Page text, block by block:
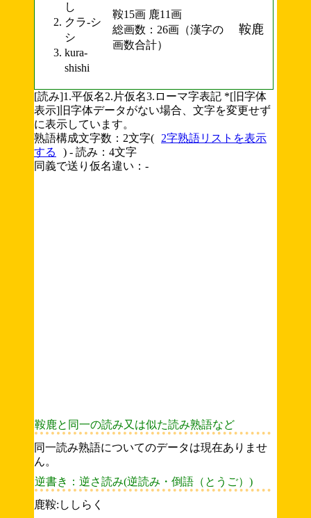
し
クラ-シ
シ
kura-
shishi
鞍15画 鹿11画
総画数：26画（漢字の
画数合計）
鞍鹿
[読み]1.平仮名2.片仮名3.ローマ字表記 *[旧字体
表示]旧字体データがない場合、文字を変更せず
に表示しています。
熟語構成文字数：2文字(
2字熟語リストを表示
する
) - 読み：4文字
同義で送り仮名違い：-
鞍鹿と同一の読み又は似た読み熟語など
同一読み熟語についてのデータは現在ありませ
ん。
逆書き：逆さ読み(逆読み・倒語（とうご）)
鹿鞍:ししらく